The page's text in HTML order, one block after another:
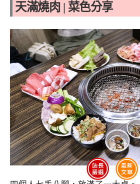
天滿燒肉 | 菜色分享